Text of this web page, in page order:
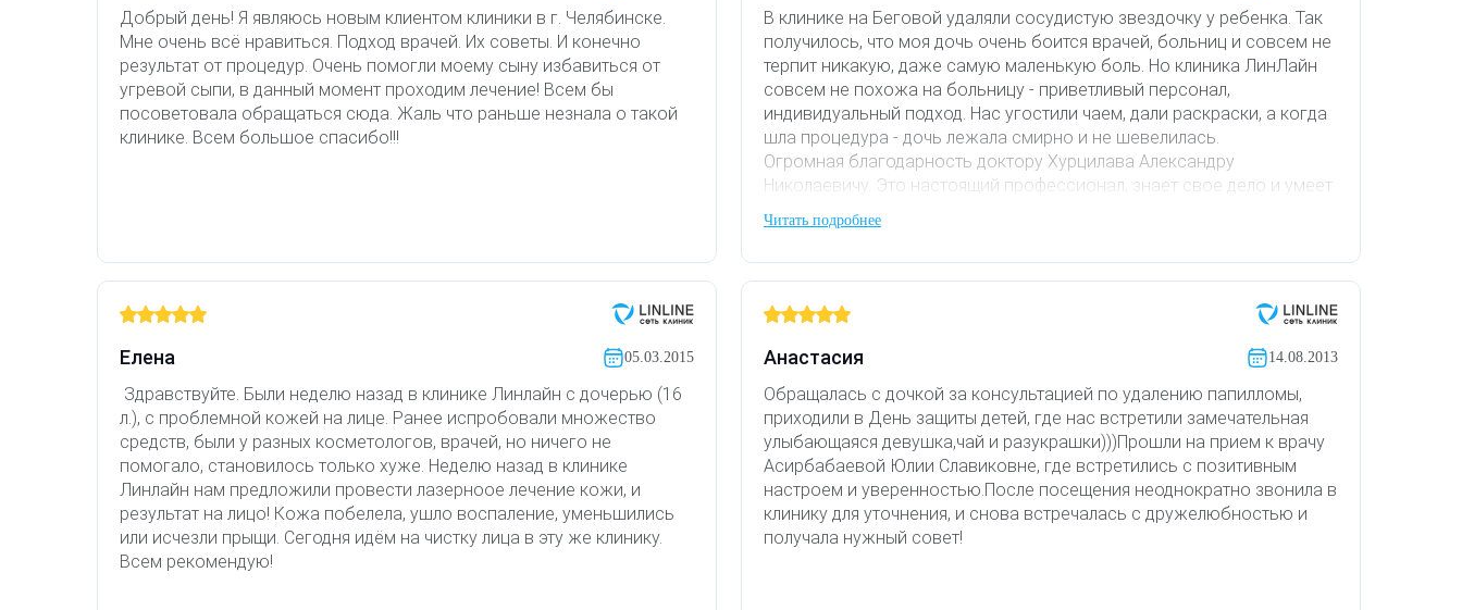
Добрый день! Я являюсь новым клиентом клиники в г. Челябинске.
Мне очень всё нравиться. Подход врачей. Их советы. И конечно
результат от процедур. Очень помогли моему сыну избавиться от
угревой сыпи, в данный момент проходим лечение! Всем бы
посоветовала обращаться сюда. Жаль что раньше незнала о такой
клинике. Всем большое спасибо!!!
В клинике на Беговой удаляли сосудистую звездочку у ребенка. Так
получилось, что моя дочь очень боится врачей, больниц и совсем не
терпит никакую, даже самую маленькую боль. Но клиника ЛинЛайн
совсем не похожа на больницу - приветливый персонал,
индивидуальный подход. Нас угостили чаем, дали раскраски, а когда
шла процедура - дочь лежала смирно и не шевелилась.
Огромная благодарность доктору Хурцилава Александру
Николаевичу. Это настоящий профессионал, знает свое дело и умеет
обращаться с детьми. Именно благодаря ему, моя дочь не боялась
новой для неё процедуры и вела себя спокойно. Рекомендуем эту
клинику всем друзьям и знакомым.
Читать подробнее
Елена 05.03.2015
Здравствуйте. Были неделю назад в клинике Линлайн с дочерью (16
л.), с проблемной кожей на лице. Ранее испробовали множество
средств, были у разных косметологов, врачей, но ничего не
помогало, становилось только хуже. Неделю назад в клинике
Линлайн нам предложили провести лазерноое лечение кожи, и
результат на лицо! Кожа побелела, ушло воспаление, уменьшились
или исчезли прыщи. Сегодня идём на чистку лица в эту же клинику.
Всем рекомендую!
Анастасия 14.08.2013
Обращалась с дочкой за консультацией по удалению папилломы,
приходили в День защиты детей, где нас встретили замечательная
улыбающаяся девушка,чай и разукрашки)))Прошли на прием к врачу
Асирбабаевой Юлии Славиковне, где встретились с позитивным
настроем и уверенностью.После посещения неоднократно звонила в
клинику для уточнения, и снова встречалась с дружелюбностью и
получала нужный совет!